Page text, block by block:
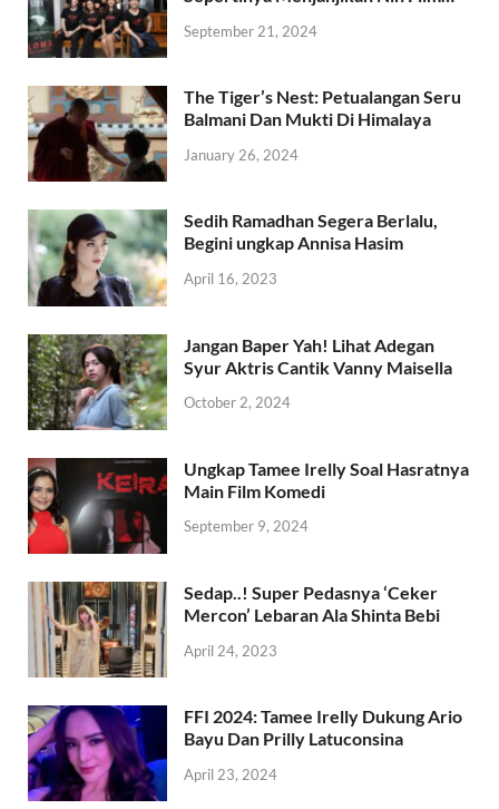
September 21, 2024
The Tiger’s Nest: Petualangan Seru
Balmani Dan Mukti Di Himalaya
January 26, 2024
Sedih Ramadhan Segera Berlalu,
Begini ungkap Annisa Hasim
April 16, 2023
Jangan Baper Yah! Lihat Adegan
Syur Aktris Cantik Vanny Maisella
October 2, 2024
Ungkap Tamee Irelly Soal Hasratnya
Main Film Komedi
September 9, 2024
Sedap..! Super Pedasnya ‘Ceker
Mercon’ Lebaran Ala Shinta Bebi
April 24, 2023
FFI 2024: Tamee Irelly Dukung Ario
Bayu Dan Prilly Latuconsina
April 23, 2024